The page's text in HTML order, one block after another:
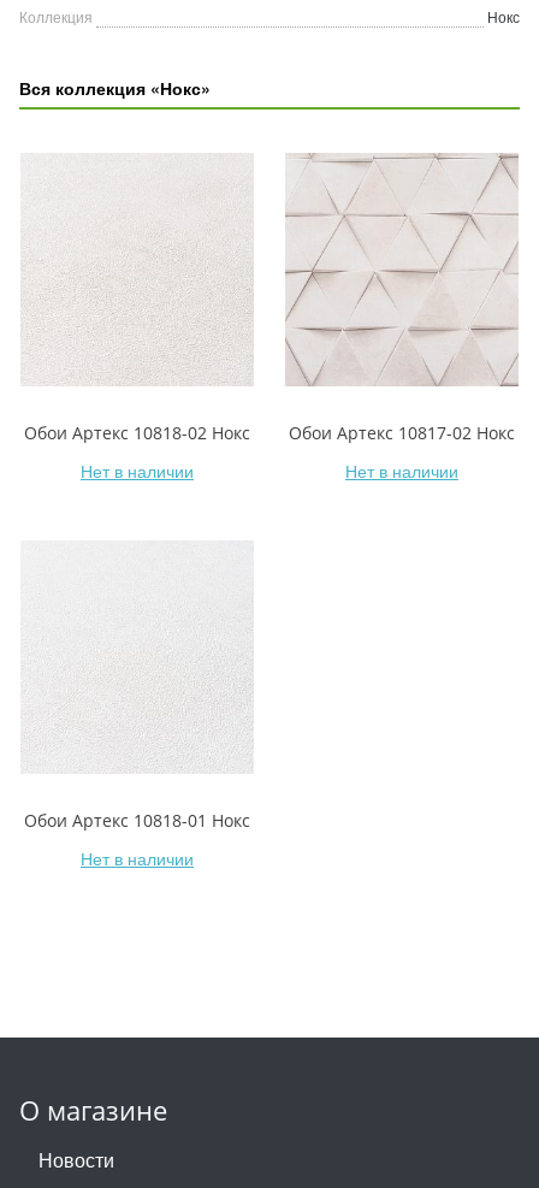
Коллекция
Нокс
Вся коллекция «Нокс»
Обои Артекс 10818-02 Нокс
Нет в наличии
Обои Артекс 10817-02 Нокс
Нет в наличии
Обои Артекс 10818-01 Нокс
Нет в наличии
О магазине
Новости